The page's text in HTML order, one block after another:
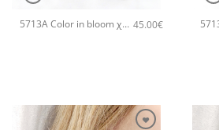
5713A Color in bloom χειροποίητο κολιέ Catherine bijoux Πορτοκαλί 45.00€